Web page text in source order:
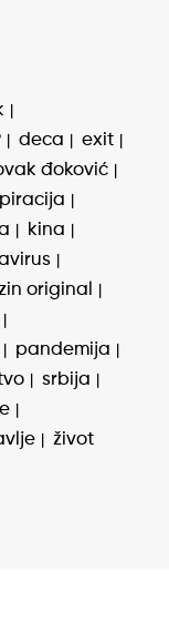
deca
exit
đoković
kina
original
pandemija
srbija
život